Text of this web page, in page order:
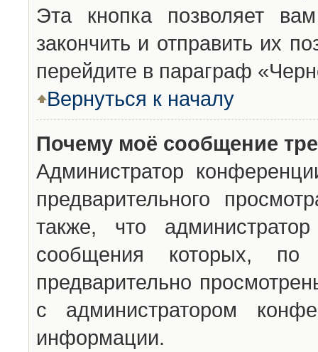
Эта кнопка позволяет
закончить и отправить их
перейдите в параграф
Вернуться к началу
Почему моё сообщение
Администратор
предварительного
также, что
сообщения которых,
предварительно
с администратором
информации.